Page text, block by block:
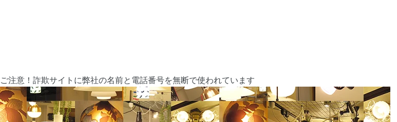
ご注意！詐欺サイトに弊社の名前と電話番号を無断で使われています